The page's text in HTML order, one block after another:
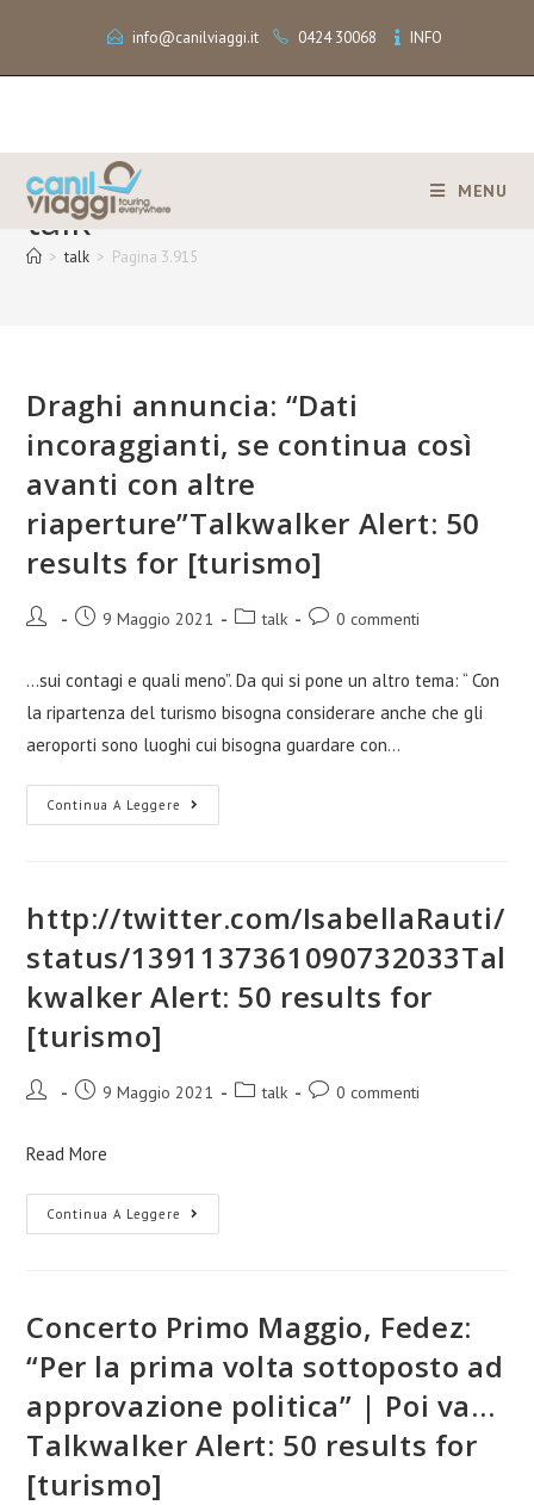
info@canilviaggi.it 0424 30068 INFO
MENU
talk
> talk > Pagina 3.915
Draghi annuncia: “Dati
incoraggianti, se continua così
avanti con altre
riaperture”Talkwalker Alert: 50
results for [turismo]
9 Maggio 2021 talk 0 commenti
...sui contagi e quali meno”. Da qui si pone un altro tema: “ Con
la ripartenza del turismo bisogna considerare anche che gli
aeroporti sono luoghi cui bisogna guardare con…
Continua A Leggere
http://twitter.com/IsabellaRauti/
status/1391137361090732033Tal
kwalker Alert: 50 results for
[turismo]
9 Maggio 2021 talk 0 commenti
Read More
Continua A Leggere
Concerto Primo Maggio, Fedez:
“Per la prima volta sottoposto ad
approvazione politica” | Poi va…
Talkwalker Alert: 50 results for
[turismo]